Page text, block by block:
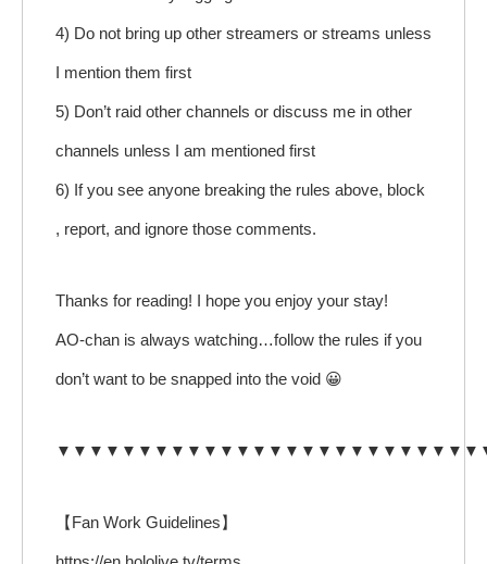
4) Do not bring up other streamers or streams unless
I mention them first
5) Don’t raid other channels or discuss me in other
channels unless I am mentioned first
6) If you see anyone breaking the rules above, block
, report, and ignore those comments.
Thanks for reading! I hope you enjoy your stay!
AO-chan is always watching…follow the rules if you
don’t want to be snapped into the void 😀
【Fan Work Guidelines】